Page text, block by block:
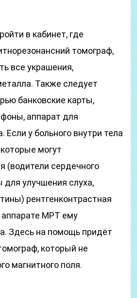
в кабинет, где
томограф,
все украшения,
Также следует
банковские карты,
аппарат для
Если у больного внутри тела
могут
(водители сердечного
для улучшения слуха,
рентгенконтрастная
МРТ ему
Здесь на помощь придёт
который не
магнитного поля.